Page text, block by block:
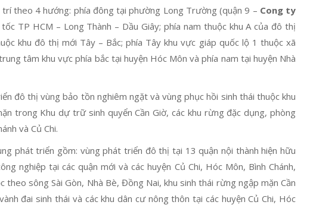
theo 4 hướng: phía đông tại phường Long Trường (quận 9 – Cong ty
TP HCM – Long Thành – Dầu Giây; phía nam thuộc khu A của đô thị
khu đô thị mới Tây – Bắc; phía Tây khu vực giáp quốc lộ 1 thuộc xã
tâm khu vực phía bắc tại huyện Hóc Môn và phía nam tại huyện Nhà
đô thị vùng bảo tồn nghiêm ngặt và vùng phục hồi sinh thái thuộc khu
trong Khu dự trữ sinh quyển Cần Giờ, các khu rừng đặc dụng, phòng
và Củ Chi.
phát triển gồm: vùng phát triển đô thị tại 13 quận nội thành hiện hữu
nghiệp tại các quận mới và các huyện Củ Chi, Hóc Môn, Bình Chánh,
theo sông Sài Gòn, Nhà Bè, Đồng Nai, khu sinh thái rừng ngập mặn Cần
đai sinh thái và các khu dân cư nông thôn tại các huyện Củ Chi, Hóc